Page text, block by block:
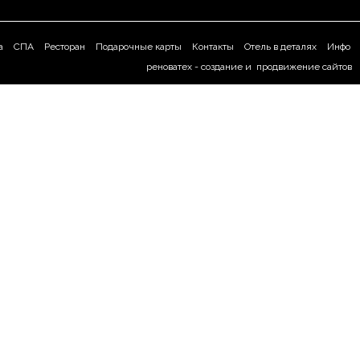
СПА Ресторан Подарочные карты Контакты Отель в деталях
Инфо
реноватех - создание и продвижение сайтов